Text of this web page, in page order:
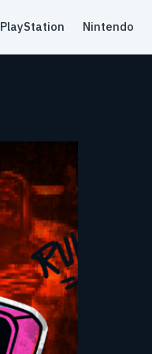
PlayStation Nintendo